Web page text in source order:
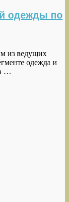
одежды по
из ведущих
одежда и
…